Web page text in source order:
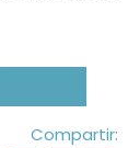
Compartir: